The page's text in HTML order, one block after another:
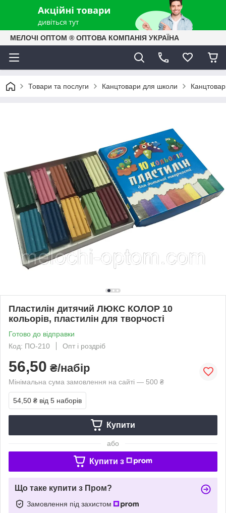
МЕЛОЧІ ОПТОМ ® ОПТОВА КОМПАНІЯ УКРАЇНА
Товари та послуги Канцтовари для школи
Пластилін дитячий ЛЮКС КОЛОР 10
кольорів, пластилін для творчості
Готово до відправки
Код: ПО-210
Опт і роздріб
56,50 ₴/набір
Мінімальна сума замовлення на сайті — 500 ₴
54,50 ₴ від 5 наборів
Купити
або
Купити з
Що таке купити з Пром?
Замовлення під захистом